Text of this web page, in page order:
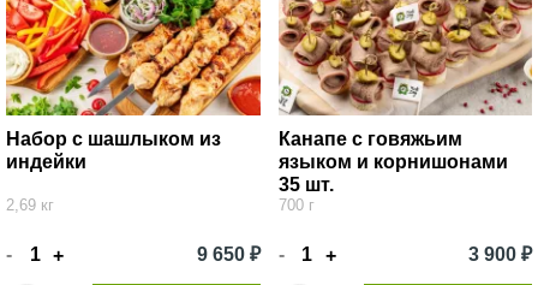
Набор с шашлыком из
индейки
2,69 кг
- + 9 650 ₽
Канапе с говяжьим
языком и корнишонами
35 шт.
700 г
- + 3 900 ₽